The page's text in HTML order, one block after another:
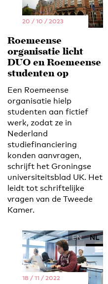
20 / 10 / 2023
Roemeense
organisatie licht
DUO en Roemeense
studenten op
Een Roemeense
organisatie hielp
studenten aan fictief
werk, zodat ze in
Nederland
studiefinanciering
konden aanvragen,
schrijft het Groningse
universiteitsblad UK. Het
leidt tot schriftelijke
vragen van de Tweede
Kamer.
EN NL
18 / 11 / 2022